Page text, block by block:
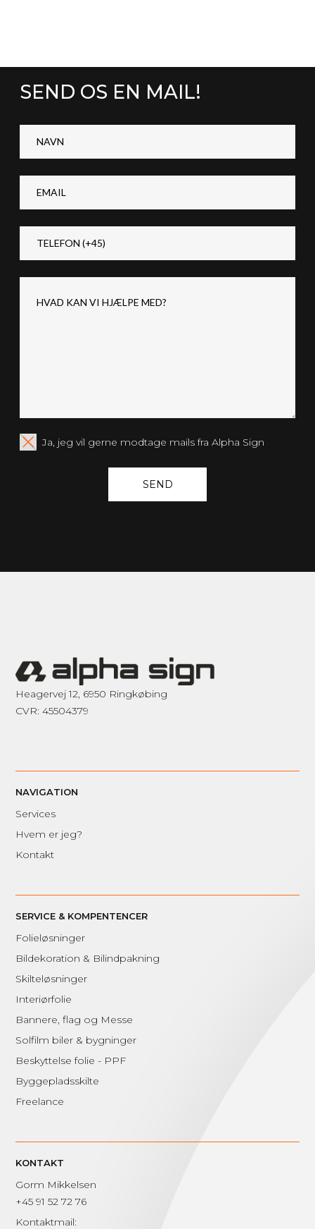
SEND OS EN MAIL!
Ja, jeg vil gerne modtage mails fra Alpha Sign
Heagervej 12, 6950 Ringkøbing
CVR: 45504379
NAVIGATION
Services
Hvem er jeg?
Kontakt
SERVICE & KOMPENTENCER
Folieløsninger
Bildekoration & Bilindpakning
Skilteløsninger
Interiørfolie
Bannere, flag og Messe
Solfilm biler & bygninger
Beskyttelse folie - PPF
Byggepladsskilte
Freelance
KONTAKT
Gorm Mikkelsen
+45 91 52 72 76
Kontaktmail: